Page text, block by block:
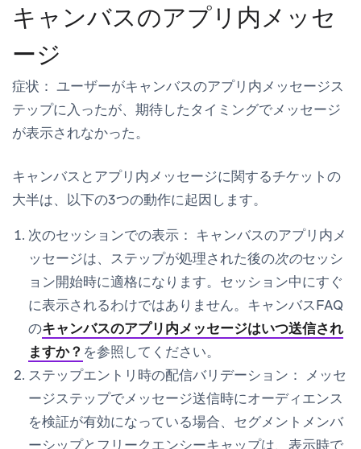
キャンバスのアプリ内メッセ
ージ
症状： ユーザーがキャンバスのアプリ内メッセージス
テップに入ったが、期待したタイミングでメッセージ
が表示されなかった。
キャンバスとアプリ内メッセージに関するチケットの
大半は、以下の3つの動作に起因します。
次のセッションでの表示： キャンバスのアプリ内メ
ッセージは、ステップが処理された後の次のセッシ
ョン開始時に適格になります。セッション中にすぐ
に表示されるわけではありません。キャンバスFAQ
のキャンバスのアプリ内メッセージはいつ送信され
ますか？ を参照してください。
ステップエントリ時の配信バリデーション： メッセ
ージステップでメッセージ送信時にオーディエンス
を検証が有効になっている場合、セグメントメンバ
ーシップとフリークエンシーキャップは、表示時で